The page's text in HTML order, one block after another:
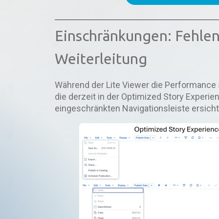
Einschränkungen:
Weiterleitung
Während der Lite Viewer die
die derzeit in der Optimized Story
eingeschränkten Navigationsleiste